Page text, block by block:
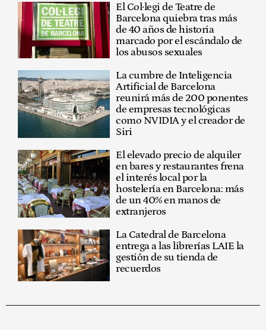
El Col·legi de Teatre de
Barcelona quiebra tras más
de 40 años de historia
marcado por el escándalo de
los abusos sexuales
La cumbre de Inteligencia
Artificial de Barcelona
reunirá más de 200 ponentes
de empresas tecnológicas
como NVIDIA y el creador de
Siri
El elevado precio de alquiler
en bares y restaurantes frena
el interés local por la
hostelería en Barcelona: más
de un 40% en manos de
extranjeros
La Catedral de Barcelona
entrega a las librerías LAIE la
gestión de su tienda de
recuerdos